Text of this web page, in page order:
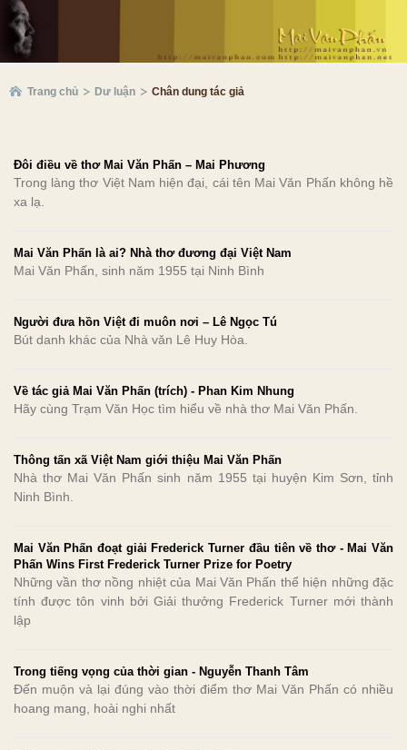
Trang chủ Dư luận Chân dung tác giả
Đôi điều về thơ Mai Văn Phấn – Mai Phương
Trong làng thơ Việt Nam hiện đại, cái tên Mai Văn Phấn không hề
xa lạ.
Mai Văn Phấn là ai? Nhà thơ đương đại Việt Nam
Mai Văn Phấn, sinh năm 1955 tại Ninh Bình
Người đưa hồn Việt đi muôn nơi – Lê Ngọc Tú
Bút danh khác của Nhà văn Lê Huy Hòa.
Về tác giả Mai Văn Phấn (trích) - Phan Kim Nhung
Hãy cùng Trạm Văn Học tìm hiểu về nhà thơ Mai Văn Phấn.
Thông tấn xã Việt Nam giới thiệu Mai Văn Phấn
Nhà thơ Mai Văn Phấn sinh năm 1955 tại huyện Kim Sơn, tỉnh
Ninh Bình.
Mai Văn Phấn đoạt giải Frederick Turner đầu tiên về thơ - Mai Văn
Phấn Wins First Frederick Turner Prize for Poetry
Những vần thơ nồng nhiệt của Mai Văn Phấn thể hiện những đặc
tính được tôn vinh bởi Giải thưởng Frederick Turner mới thành
lập
Trong tiếng vọng của thời gian - Nguyễn Thanh Tâm
Đến muộn và lại đúng vào thời điểm thơ Mai Văn Phấn có nhiều
hoang mang, hoài nghi nhất